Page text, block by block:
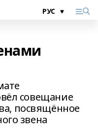
совещание
посвящённое
звена